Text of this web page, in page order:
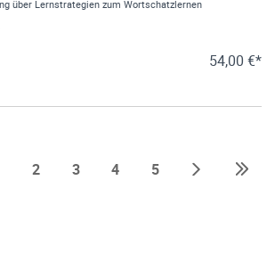
über Lernstrategien zum Wortschatzlernen
54,00 €*
2 3 4 5